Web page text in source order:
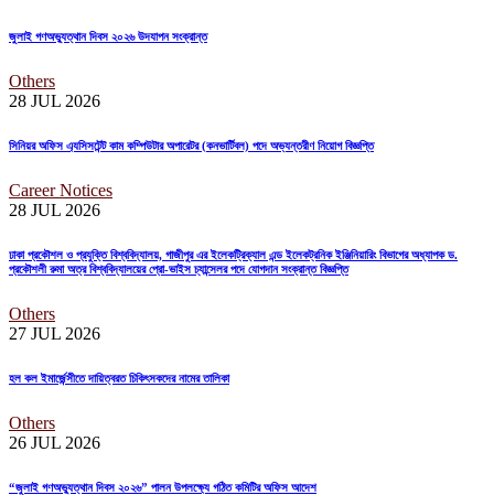
জুলাই গণঅভ্যুত্থান দিবস ২০২৬ উদযাপন সংক্রান্ত
Others
28 JUL 2026
সিনিয়র অফিস এ্যসিসটেন্ট কাম কম্পিউটার অপারেটর (কনভার্টিবল) পদে অভ্যন্তরীণ নিয়োগ বিজ্ঞপ্তি
Career Notices
28 JUL 2026
ঢাকা প্রকৌশল ও প্রযুক্তি বিশ্ববিদ্যালয়, গাজীপুর এর ইলেকট্রিক্যাল এন্ড ইলেকট্রনিক ইঞ্জিনিয়ারিং বিভাগের অধ্যাপক ড.
প্রকৌশলী রুমা অত্র বিশ্ববিদ্যালয়ের প্রো-ভাইস চ্যান্সেলর পদে যোগদান সংক্রান্ত বিজ্ঞপ্তি
Others
27 JUL 2026
হল কল ইমার্জেন্সীতে দায়িত্বরত চিকিৎসকদের নামের তালিকা
Others
26 JUL 2026
“জুলাই গণঅভ্যুত্থান দিবস ২০২৬” পালন উপলক্ষ্যে গঠিত কমিটির অফিস আদেশ